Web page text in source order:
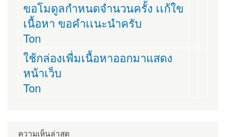
ขอโมดูลกำหนดจำนวนครั้ง เเก้ใข
เนื้อหา ขอคำเเนะนำครับ
Ton
ใช้กล่องเพื่มเนื้อหาออกมาแสดง
หน้าเว็บ
Ton
ความเห็นล่าสุด